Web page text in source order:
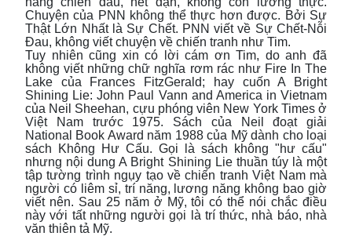
Chuyện của PNN không thể thực hơn được. Bởi Sự
Thật Lớn Nhất là Sự Chết. PNN viết về Sự Chết-Nỗi
Đau, không viết chuyện về chiến tranh như Tim.
Tuy nhiên cũng xin có lời cám ơn Tim, do anh đã
không viết những chữ nghĩa rơm rác như Fire In The
Lake của Frances FitzGerald; hay cuốn A Bright
Shining Lie: John Paul Vann and America in Vietnam
của Neil Sheehan, cựu phóng viên New York Times ở
Việt Nam trước 1975. Sách của Neil đoạt giải
National Book Award năm 1988 của Mỹ dành cho loại
sách Không Hư Cấu. Gọi là sách không "hư cấu"
nhưng nội dung A Bright Shining Lie thuần túy là một
tập tường trình ngụy tạo về chiến tranh Việt Nam mà
người có liêm sỉ, trí năng, lương năng không bao giờ
viết nên. Sau 25 năm ở Mỹ, tôi có thể nói chắc điều
này với tất những người gọi là trí thức, nhà báo, nhà
văn thiên tả Mỹ.